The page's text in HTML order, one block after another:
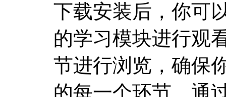
下载安装后，你可
的学习模块进行观
节进行浏览，确保
的每一个环节。通